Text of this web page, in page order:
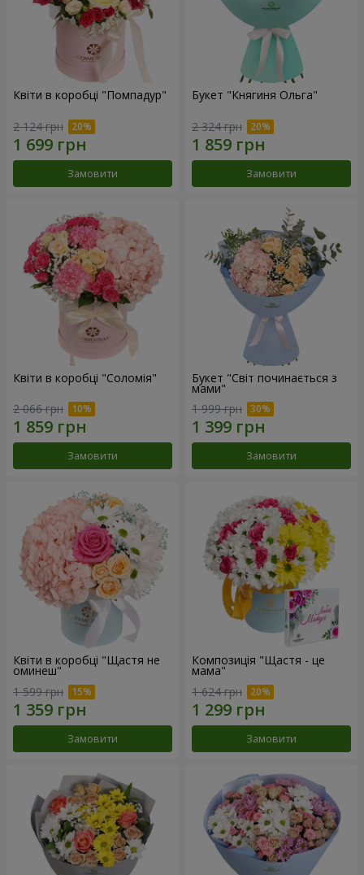
Квіти в коробці "Помпадур"
2 124 грн
Замовити
Букет "Княгиня Ольга"
2 324 грн
Замовити
Квіти в коробці "Соломія"
2 066 грн
Замовити
Букет "Світ починається з
мами"
1 999 грн
Замовити
Квіти в коробці "Щастя не
оминеш"
1 599 грн
Замовити
Композиція "Щастя - це
мама"
1 624 грн
Замовити